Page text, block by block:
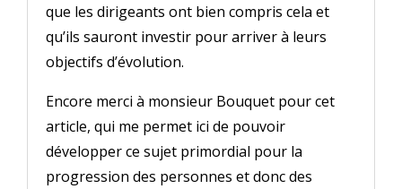
que les dirigeants ont bien compris cela et
qu’ils sauront investir pour arriver à leurs
objectifs d’évolution.
Encore merci à monsieur Bouquet pour cet
article, qui me permet ici de pouvoir
développer ce sujet primordial pour la
progression des personnes et donc des